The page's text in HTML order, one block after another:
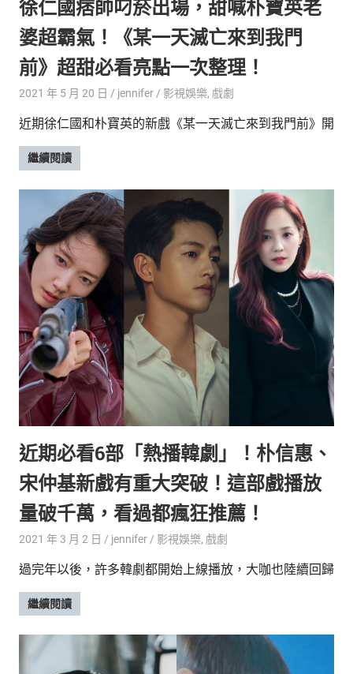
徐仁國痞帥叼菸出場，甜喊朴寶英老
婆超霸氣！《某一天滅亡來到我門
前》超甜必看亮點一次整理！
2021 年 5 月 20 日 jennifer 影視娛樂, 戲劇
近期徐仁國和朴寶英的新戲《某一天滅亡來到我門前》開
繼續閱讀
近期必看6部「熱播韓劇」！朴信惠、
宋仲基新戲有重大突破！這部戲播放
量破千萬，看過都瘋狂推薦！
2021 年 3 月 2 日 jennifer 影視娛樂, 戲劇
過完年以後，許多韓劇都開始上線播放，大咖也陸續回歸
繼續閱讀